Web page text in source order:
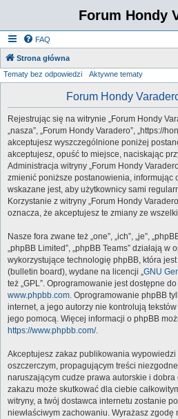
Forum Hondy
FAQ
Strona główna
Tematy bez odpowiedzi Aktywne tematy
Forum Hondy
Rejestrując się na witrynie „Forum Hondy
„nasza”, „Forum Hondy Varadero”, „https://
akceptujesz wyszczególnione poniżej
akceptujesz, opuść to miejsce, naciskając
Administracja witryny „Forum Hondy
zmienić poniższe postanowienia, informując
wskazane jest, aby użytkownicy sami
Korzystanie z witryny „Forum Hondy
oznacza, że akceptujesz te zmiany ze
Nasze fora zwane też „one”, „ich”, „je”,
„phpBB Limited”, „phpBB Teams” działają
wykorzystujące technologię phpBB, która
(bulletin board), wydane na licencji „GNU
też „GPL”. Oprogramowanie jest dostępne
www.phpbb.com. Oprogramowanie phpBB
internet, a jego autorzy nie kontrolują
jego pomocą. Więcej informacji o phpBB
https://www.phpbb.com/.
Akceptujesz zakaz publikowania
oszczerczym, propagującym treści
naruszającym cudze prawa autorskie i
zakazu może skutkować dla ciebie
witryny, a twój dostawca internetu zostanie
niewłaściwym zachowaniu. Wyrażasz zgodę